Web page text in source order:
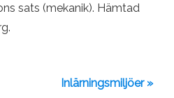
sats (mekanik). Hämtad
Inlärningsmiljöer »